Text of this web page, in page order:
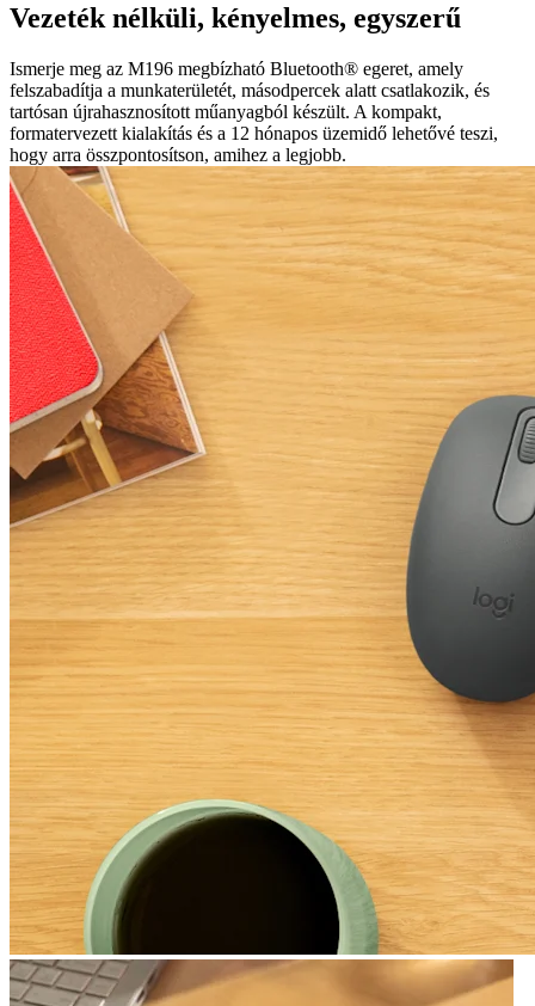
Vezeték nélküli, kényelmes, egyszerű
Ismerje meg az M196 megbízható Bluetooth® egeret, amely
felszabadítja a munkaterületét, másodpercek alatt csatlakozik, és
tartósan újrahasznosított műanyagból készült. A kompakt,
formatervezett kialakítás és a 12 hónapos üzemidő lehetővé teszi,
hogy arra összpontosítson, amihez a legjobb.